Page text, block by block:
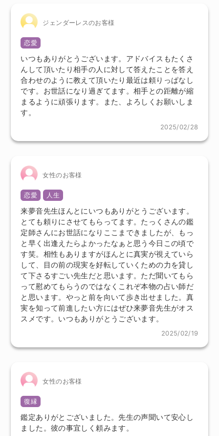
ジェンダーレスのお客様
恋愛
いつもありがとうございます。アドバイスもたくさ
んして頂いたり相手の人に対して答えたことを答え
合わせのように教えて頂いたり最近は頼りっぱなし
です。お世話になり過ぎてます。相手との距離が縮
まるように頑張ります。また、よろしくお願いしま
す。
2025/02/28
女性のお客様
恋愛 人生
来夢音先生ほんとにいつもありがとうございます。
とても頼りにさせてもらってます。たっくさんの鑑
定師さんにお世話になりここまできましたが、もっ
と早く出逢えたらよかったなぁと思う今日この頃で
す笑。相性もありますがほんとに真実が視えていら
して、目の前の現実を好転していくための力を貸し
て下さるすごい先生だと思います。ただ聞いてもら
って慰めてもらうのではなくこれぞ本物の占い師だ
と思います。やっと前を向いて歩き出せました。真
実を知って前進したい方にはぜひ来夢音先生がオス
スメです。いつもありがとうございます。
2025/02/19
女性のお客様
復縁
鑑定ありがとございました。先生の声聞いて安心し
ました。彼の事宜しく頼みます。